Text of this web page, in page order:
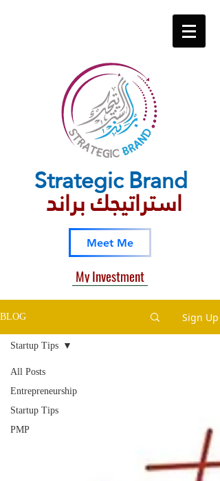
Strategic​ Brand
استراتيجك براند
Meet Me
My Investment
BLOG Sign Up
All Posts
Entrepreneurship
Startup Tips
PMP
Startup Tips